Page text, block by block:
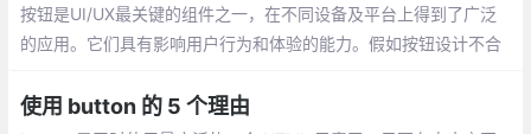
按钮是UI/UX最关键的组件之一，在不同设备及平台上得到了广泛
的应用。它们具有影响用户行为和体验的能力。假如按钮设计不合
们在交互系统中
使用 button 的 5 个理由